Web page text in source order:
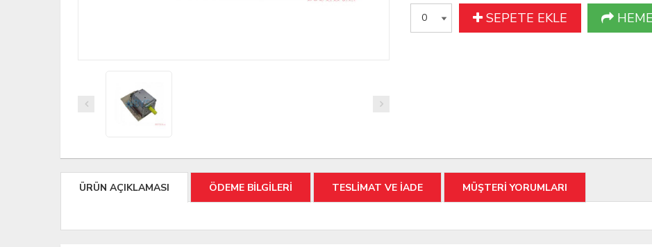
SEPETE EKLE
ÜRÜN AÇIKLAMASI ÖDEME BİLGİLERİ TESLİMAT VE İADE MÜŞTERİ YORUMLARI